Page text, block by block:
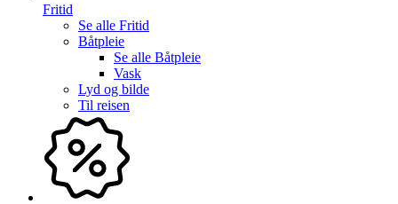
Fritid
Se alle Fritid
Båtpleie
Se alle Båtpleie
Vask
Lyd og bilde
Til reisen